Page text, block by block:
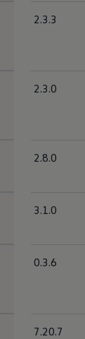
ab Werk
2.3.3
2.3.0
2.8.0
3.1.0
0.3.6
7.20.7